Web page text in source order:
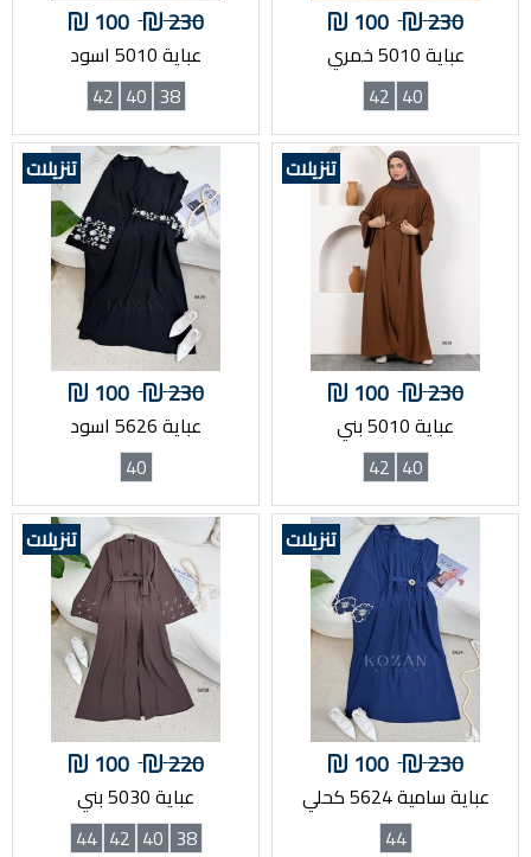
230
100
عباية 5010 خمري
40
42
230
100
عباية 5010 اسود
38
40
42
تنزيلات
230
100
عباية 5010 بني
40
42
تنزيلات
230
100
عباية 5626 اسود
40
تنزيلات
230
100
عباية سامية 5624 كحلي
44
تنزيلات
220
100
عباية 5030 بني
38
40
42
44